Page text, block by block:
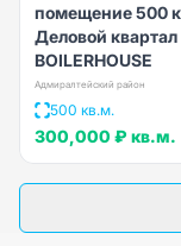
помещение 500
Деловой квартал
BOILERHOUSE
Адмиралтейский район
500 кв.м.
300,000 ₽ кв.м.